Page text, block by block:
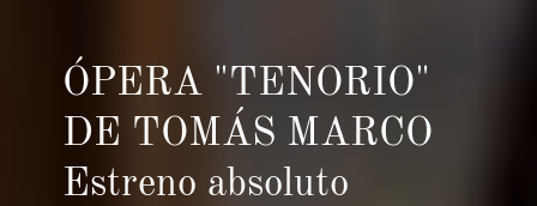
ÓPERA "TENORIO"
DE TOMÁS MARCO
Estreno absoluto